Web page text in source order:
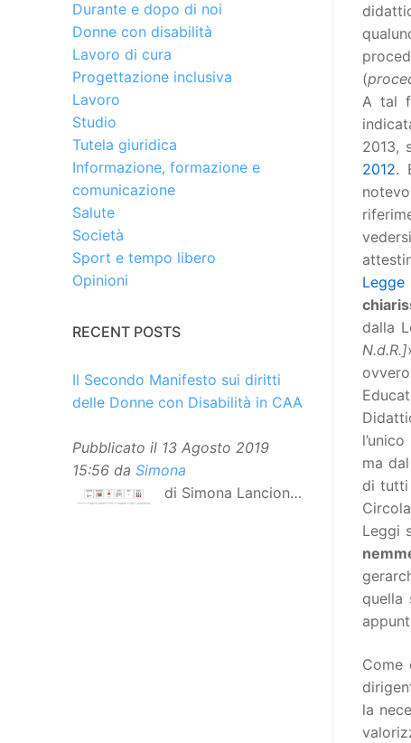
(
A tal
2013,
2012.
dalla
N.d.R.]
ma
di tutti
Leggi
quella
Come
la
Durante e dopo di noi
Donne con disabilità
Lavoro di cura
Progettazione inclusiva
Lavoro
Studio
Tutela giuridica
Informazione, formazione e
comunicazione
Salute
Società
Sport e tempo libero
Opinioni
RECENT POSTS
Il Secondo Manifesto sui diritti
delle Donne con Disabilità in CAA
Pubblicato il 13 Agosto 2019
15:56 da Simona
di Simona Lancioni,